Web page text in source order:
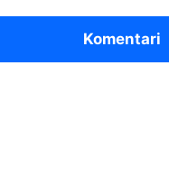
Komentari